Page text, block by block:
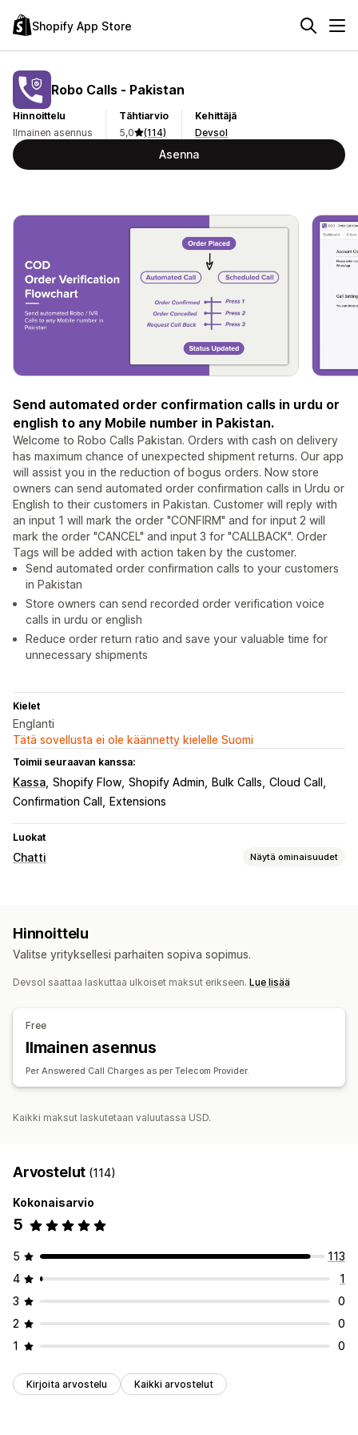
Shopify App Store
Robo Calls ‑ Pakistan
Hinnoittelu
Ilmainen asennus
Tähtiarvio
5,0
(114)
Kehittäjä
Devsol
Asenna
Send automated order confirmation calls in urdu or
english to any Mobile number in Pakistan.
Welcome to Robo Calls Pakistan. Orders with cash on delivery
has maximum chance of unexpected shipment returns. Our app
will assist you in​ the reduction of bogus orders. Now store
owners can send automated order confirmation calls in Urdu or
English to their customers in Pakistan. Customer will reply with
an input 1 will mark the order "CONFIRM" and for input 2 will
mark the order "CANCEL" and input 3 for "CALLBACK". Order
Tags will be added with action taken by the customer.
Send automated order confirmation calls to your customers
in Pakistan
Store owners can send recorded order verification voice
calls in urdu or english
Reduce order return ratio and save your valuable time for
unnecessary shipments
Kielet
Englanti
Tätä sovellusta ei ole käännetty kielelle Suomi
Toimii seuraavan kanssa:
Kassa Shopify Flow Shopify Admin Bulk Calls Cloud Call
Confirmation Call
Extensions
Luokat
Chatti Näytä ominaisuudet
varmennus
Hinnoittelu
Valitse yrityksellesi parhaiten sopiva sopimus.
Devsol saattaa laskuttaa ulkoiset maksut erikseen. Lue lisää
Free
Ilmainen asennus
Per Answered Call Charges as per Telecom Provider.
Kaikki maksut laskutetaan valuutassa USD.
Arvostelut (114)
Kokonaisarvio
5
5
113
4
1
3
0
2
0
1
0
Kirjoita arvostelu Kaikki arvostelut